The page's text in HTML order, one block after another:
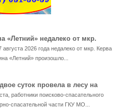
«Летний» недалеко от мкр.
августа 2026 года недалеко от мкр. Керва
«Летний» произошло...
суток провела в лесу на
работники поисково-спасательного
спасательной части ГКУ МО...